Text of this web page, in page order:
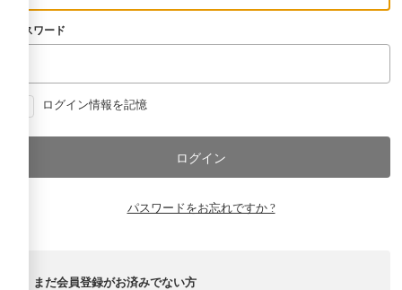
パスワード
ログイン情報を記憶
パスワードをお忘れですか ?
まだ会員登録がお済みでない方